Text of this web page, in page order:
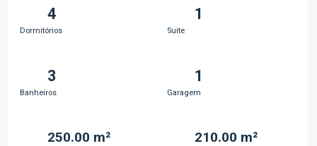
4
Dormitórios
1
Suite
3
Banheiros
1
Garagem
250.00 m² 210.00 m²